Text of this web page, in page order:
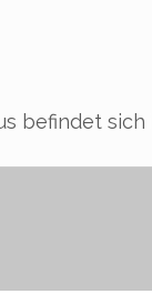
befindet